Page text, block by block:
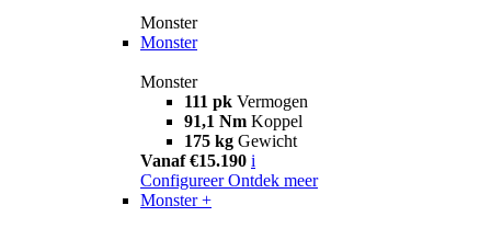
Monster
Monster
Monster
111 pk Vermogen
91,1 Nm Koppel
175 kg Gewicht
Vanaf €15.190 i
Configureer Ontdek meer
Monster +